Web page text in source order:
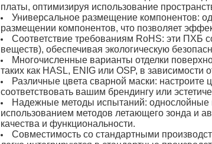
платы, оптимизируя использование
Универсальное размещение компонентов:
размещении компонентов, что позволяет
Соответствие требованиям RoHS: эти ПХБ
веществ), обеспечивая экологическую
Многочисленные варианты отделки
таких как HASL, ENIG или OSP, в зависимости
Различные цвета сварной маски: настроите
соответствовать вашим брендингу или
Надежные методы испытаний: однослойные
использованием методов летающего зонда и
качества и функциональности.
Совместимость со стандартными